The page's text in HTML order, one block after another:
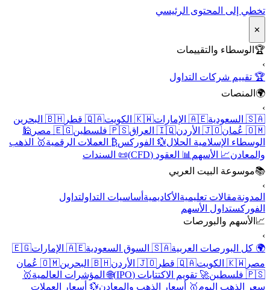
تخطي إلى المحتوى الرئيسي
✕
🏆الوسطاء والتقييمات
🏆 تقييم شركات التداول
🌍المنصات
🇸🇦 السعودية
🇦🇪 الإمارات 🇰🇼 الكويت 🇶🇦 قطر
🇧🇭 البحرين
🇴🇲 عُمان
🇯🇴 الأردن 🇮🇶 العراق 🇵🇸 فلسطين 🇪🇬 مصر
🕌
الوسطاء الإسلامية الحلال 💱 الفوركس ₿ العملات الرقمية🥇 الذهب
والمعادن📈 الأسهم📊 العقود (CFD)
📜 السندات
📚موسوعة البيت العربي
المدونةمقالات تعليميةالأكاديميةأساسيات التداولتداول
الفوركستداول الأسهم
📈الأسهم والبورصات
🌍 كل البورصات العربية🇸🇦 السوق السعودية 🇦🇪 الإمارات
🇪🇬
مصر 🇰🇼 الكويت 🇶🇦 قطر 🇯🇴 الأردن 🇧🇭 البحرين
🇴🇲 عُمان
🇵🇸 فلسطين
🚀 تقويم الاكتتابات (IPO) 🌐 المؤشرات العالمية🥇
سعر الذهب اليوم🥇 أسعار الذهب والمعادن💱 أسعار العملات